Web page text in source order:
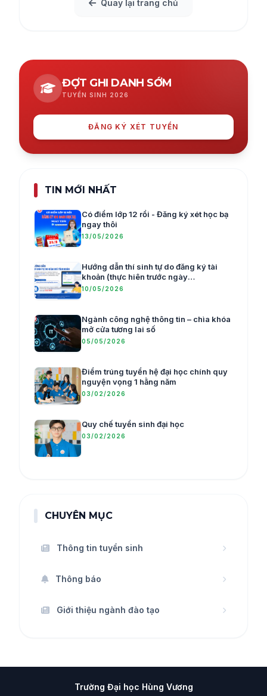
Quay lại trang chủ
ĐỢT GHI DANH SỚM
TUYỂN SINH 2026
ĐĂNG KÝ XÉT TUYỂN
TIN MỚI NHẤT
Có điểm lớp 12 rồi - Đăng ký xét học bạ
ngay thôi
13/05/2026
Hướng dẫn thí sinh tự do đăng ký tài
khoản (thực hiên trước ngày
20/5/2026)
10/05/2026
Ngành công nghệ thông tin – chìa khóa
mở cửa tương lai số
05/05/2026
Điểm trúng tuyển hệ đại học chính quy
nguyện vọng 1 hằng năm
03/02/2026
Quy chế tuyển sinh đại học
03/02/2026
CHUYÊN MỤC
Thông tin tuyển sinh
Thông báo
Giới thiệu ngành đào tạo
Trường Đại học Hùng Vương